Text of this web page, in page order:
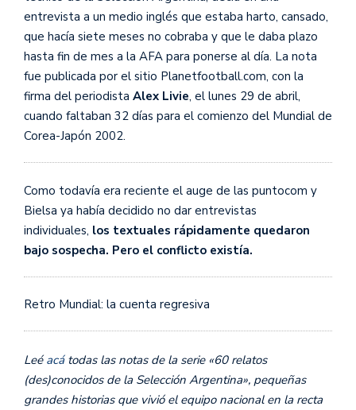
entrevista a un medio inglés que estaba harto, cansado,
que hacía siete meses no cobraba y que le daba plazo
hasta fin de mes a la AFA para ponerse al día. La nota
fue publicada por el sitio Planetfootball.com, con la
firma del periodista Alex Livie, el lunes 29 de abril,
cuando faltaban 32 días para el comienzo del Mundial de
Corea-Japón 2002.
Como todavía era reciente el auge de las puntocom y
Bielsa ya había decidido no dar entrevistas
individuales, los textuales rápidamente quedaron
bajo sospecha. Pero el conflicto existía.
Retro Mundial: la cuenta regresiva
Leé acá todas las notas de la serie «60 relatos
(des)conocidos de la Selección Argentina», pequeñas
grandes historias que vivió el equipo nacional en la recta